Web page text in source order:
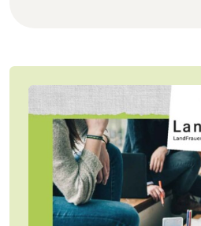
Vor Ort
Startseite
Jobs
Newsletter